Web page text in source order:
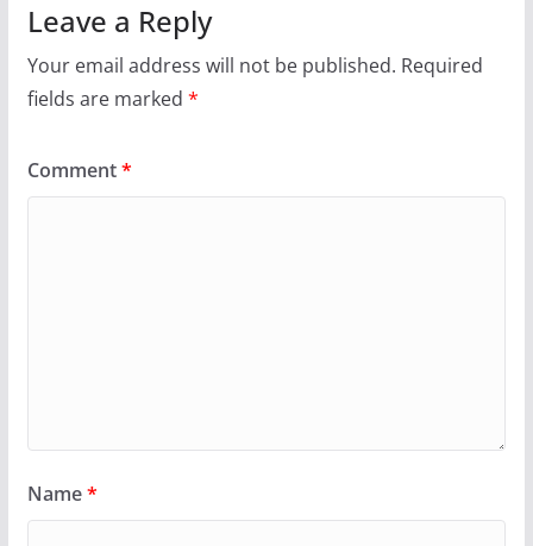
Leave a Reply
Your email address will not be published. Required
fields are marked *
Comment*
Name*